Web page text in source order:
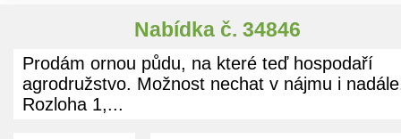
Nabídka č. 34846
Prodám ornou půdu, na které teď hospodaří
agrodružstvo. Možnost nechat v nájmu i
Rozloha 1,...